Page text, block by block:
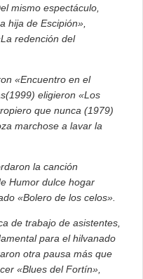
mismo espectáculo,
hija de Escipión»,
redención del
«Encuentro en el
eligieron «Los
que nunca (1979)
marchose a lavar la
la canción
Humor dulce hogar
«Bolero de los celos».
de trabajo de asistentes,
para el hilvanado
otra pausa más que
«Blues del Fortín»,